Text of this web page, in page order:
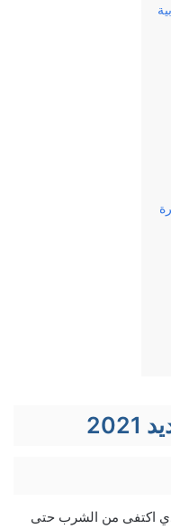
اكتفى من الشرب حتى